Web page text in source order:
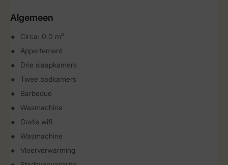
Algemeen
Circa: 0.0 m²
Appartement
Drie slaapkamers
Twee badkamers
Barbeque
Wasmachine
Gratis wifi
Wasmachine
Vloerverwarming